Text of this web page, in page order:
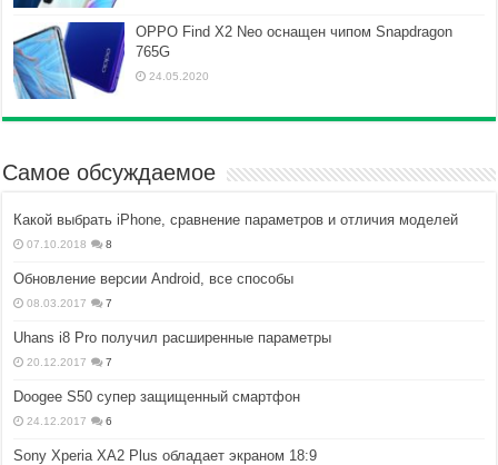
OPPO Find X2 Neo оснащен чипом Snapdragon
765G
24.05.2020
Самое обсуждаемое
Какой выбрать iPhone, сравнение параметров и отличия моделей
07.10.2018 8
Обновление версии Android, все способы
08.03.2017 7
Uhans i8 Pro получил расширенные параметры
20.12.2017 7
Doogee S50 супер защищенный смартфон
24.12.2017 6
Sony Xperia XA2 Plus обладает экраном 18:9